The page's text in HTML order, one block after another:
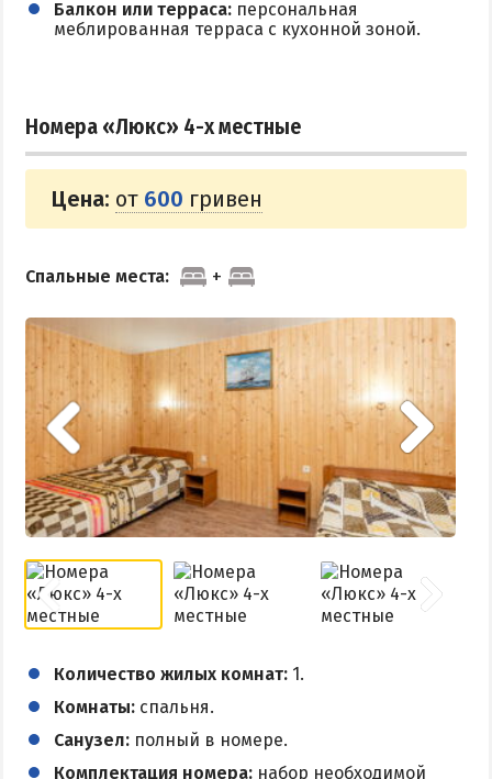
Скадовск
СЛУЖБА БРОНИРОВАНИЯ
Балкон или терраса: персональная
меблированная терраса с кухонной зоной.
Номера «Люкс» 4-х местные
Цена: от 600 гривен
Спальные места:
Количество жилых комнат: 1.
Комнаты: спальня.
Санузел: полный в номере.
Комплектация номера: набор необходимой